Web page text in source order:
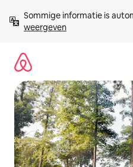
direct
naar
Sommige informatie is
weergeven